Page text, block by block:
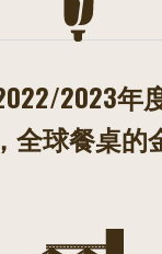
2023年
全球餐桌的